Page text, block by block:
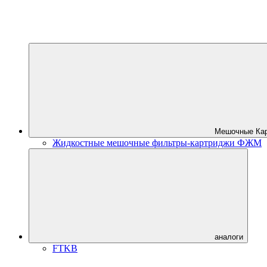
Мешочные
Жидкостные мешочные фильтры-картриджи ФЖМ
аналоги
FTKB